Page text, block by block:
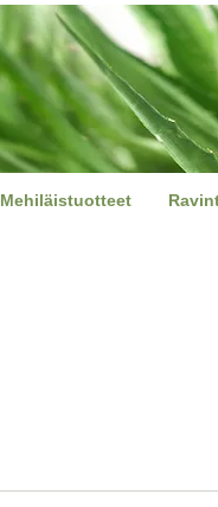
Mehiläistuotteet